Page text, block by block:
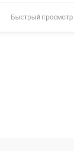
Быстрый просмотр